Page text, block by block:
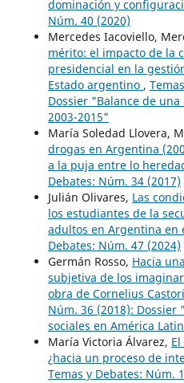
dominación y
Núm. 40 (2020)
Mercedes Iacoviello,
mérito: el impacto de la
presidencial en la
Estado argentino ,
Dossier "Balance de
2003-2015"
María Soledad Llovera,
drogas en Argentina
a la puja entre lo
Debates: Núm. 34 (2017)
Julián Olivares, Las
los estudiantes de la
adultos en Argentina en
Debates: Núm. 47 (2024)
Germán Rosso, Hacia
subjetiva de los
obra de Cornelius
Núm. 36 (2018):
sociales en América
María Victoria Álvarez,
¿hacia un proceso de
Temas y Debates: Núm.